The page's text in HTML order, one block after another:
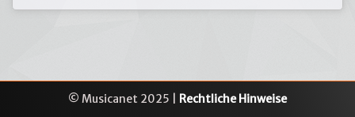
© Musicanet 2025 | Rechtliche Hinweise